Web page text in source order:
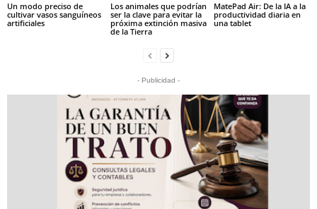
Un modo preciso de
cultivar vasos sanguíneos
artificiales
Los animales que podrían
ser la clave para evitar la
próxima extinción masiva
de la Tierra
MatePad Air: De la IA a la
productividad diaria en
una tablet
- Publicidad -